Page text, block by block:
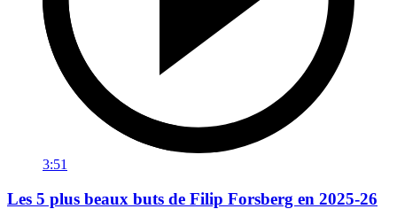
3:51
Les 5 plus beaux buts de Filip Forsberg en 2025-26